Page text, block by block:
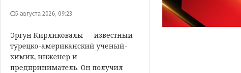
5 августа 2026, 09:23
Эргун Кирликовалы — известный
турецко-американский ученый-
химик, инженер и
предприниматель. Он получил